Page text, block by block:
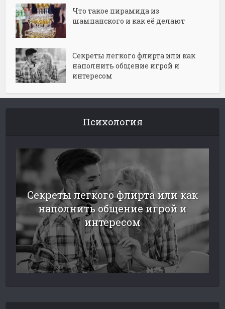
Что такое пирамида из
шампанского и как её делают
Секреты легкого флирта или как
наполнить общение игрой и
интересом
Психология
Секреты легкого флирта или как
наполнить общение игрой и
интересом